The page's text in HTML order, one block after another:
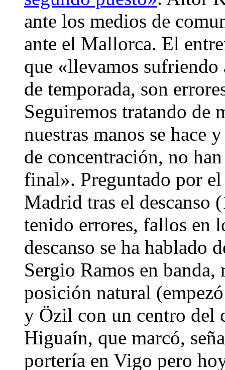
ante los medios de
ante el Mallorca. El
que «llevamos
de temporada, son
Seguiremos tratando de
nuestras manos se hace
de concentración, no
final». Preguntado por
Madrid tras el descanso
tenido errores, fallos en
descanso se ha hablado
Sergio Ramos en
posición natural
y Özil con un centro del
Higuaín, que marcó,
portería en Vigo pero